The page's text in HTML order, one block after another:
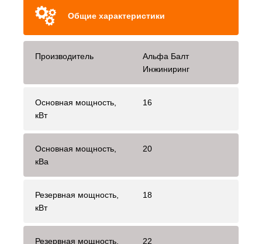
Общие характеристики
Производитель
Альфа Балт
Инжиниринг
Основная мощность,
кВт
16
Основная мощность,
кВа
20
Резервная мощность,
кВт
18
Резервная мощность,
22